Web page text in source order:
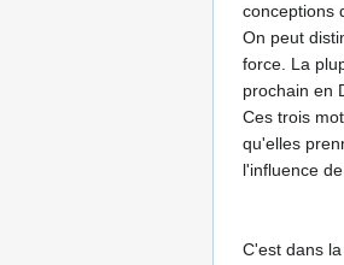
conceptions
On peut
force. La
prochain en
Ces trois
qu'elles
l'influence
C'est dans